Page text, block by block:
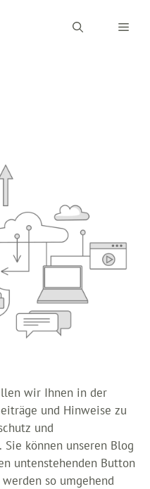
wir Ihnen in der
und Hinweise zu
und
können unseren Blog
untenstehenden Button
so umgehend